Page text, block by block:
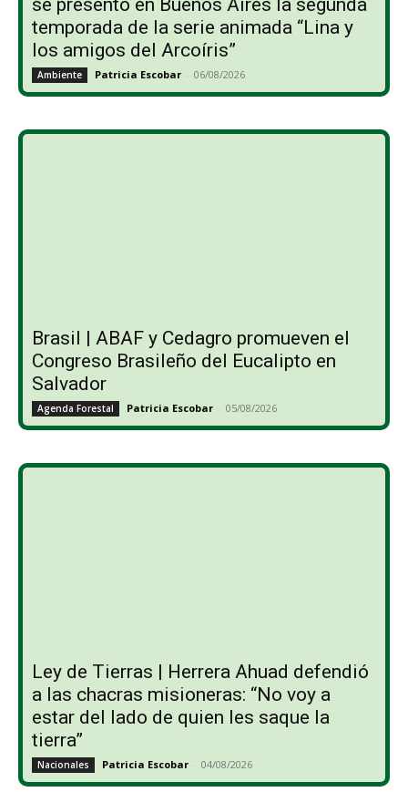
se presentó en Buenos Aires la segunda
temporada de la serie animada “Lina y
los amigos del Arcoíris”
Ambiente Patricia Escobar - 06/08/2026
Brasil | ABAF y Cedagro promueven el
Congreso Brasileño del Eucalipto en
Salvador
Agenda Forestal Patricia Escobar - 05/08/2026
Ley de Tierras | Herrera Ahuad defendió
a las chacras misioneras: “No voy a
estar del lado de quien les saque la
tierra”
Nacionales Patricia Escobar - 04/08/2026